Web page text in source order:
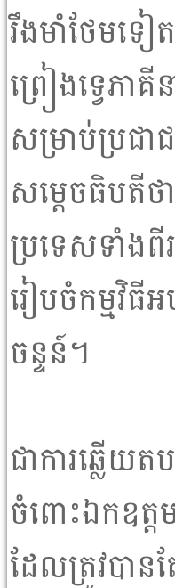
រឹងមាំថែមទៀ
ព្រៀងទ្វេភ
សម្រាប់ប្រជ
សម្ដេចធិបតីថ
ប្រទេសទាំងពី
រៀបចំកម្មវិធី
ចន្ទន៍។
ជាការឆ្លើយ
ចំពោះឯកឧត្
ដែលត្រូវបាន